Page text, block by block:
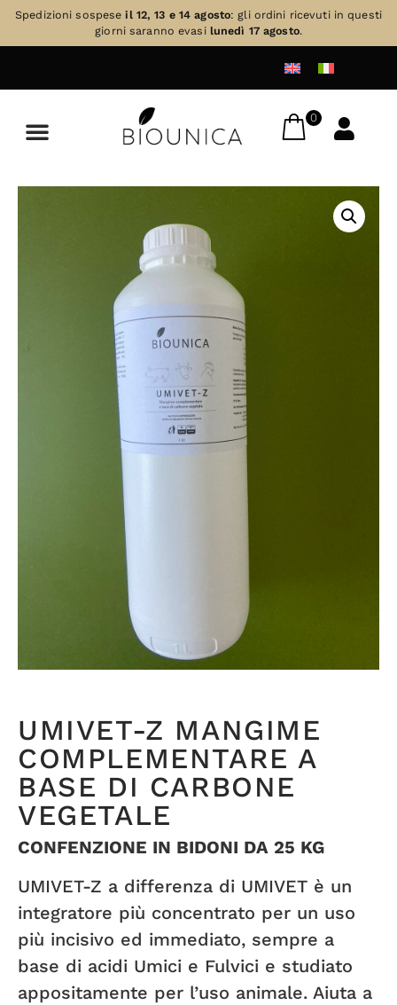
Spedizioni sospeseil 12, 13 e 14 agosto: gli ordini ricevuti in questi
giorni saranno evasi lunedì 17 agosto.
0
UMIVET-Z MANGIME
COMPLEMENTARE A
BASE DI CARBONE
VEGETALE
CONFENZIONE IN BIDONI DA 25 KG
UMIVET-Z a differenza di UMIVET è un
integratore più concentrato per un uso
più incisivo ed immediato, sempre a
base di acidi Umici e Fulvici e studiato
appositamente per l’uso animale. Aiuta a